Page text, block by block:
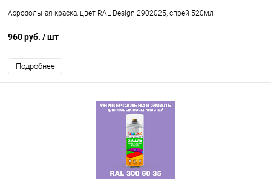
Аэрозольная краска, цвет RAL Design 2902025, спрей 520мл
960 руб. / шт
Подробнее